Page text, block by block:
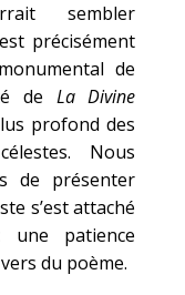
sembler
précisément
de
de La Divine
profond des
Nous
de présenter
s’est attaché
patience
du poème.